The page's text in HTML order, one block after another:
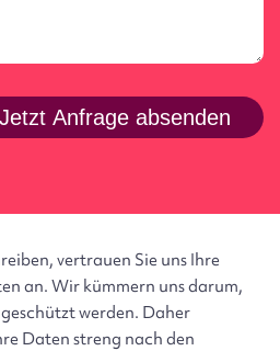
vertrauen Sie uns Ihre
an. Wir kümmern uns darum,
werden. Daher
Daten streng nach den